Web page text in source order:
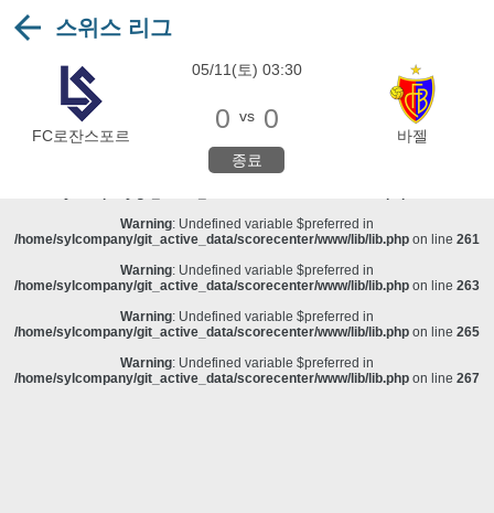
Warning
/home/sylcompany/git_active_data/scorecenter/www/lib/lib.php
Deprecated: stristr(): Passing null to parameter #1 ($haystack) of type string is
deprecated in/home/sylcompany/git_active_data/scorecenter/www/lib/lib.php
Warning
: Undefined variable $preferred in
/home/sylcompany/git_active_data/scorecenter/www/lib/lib.phpon line
: Undefined variable $preferred in
Warning: Undefined variable $preferred in
/home/sylcompany/git_active_data/scorecenter/www/lib/lib.php on line 261
Warning: Undefined variable $preferred in
/home/sylcompany/git_active_data/scorecenter/www/lib/lib.php on line 263
Warning: Undefined variable $preferred in
/home/sylcompany/git_active_data/scorecenter/www/lib/lib.php on line 265
Warning: Undefined variable $preferred in
/home/sylcompany/git_active_data/scorecenter/www/lib/lib.php on line 267
스위스 리그
FC로잔스포르
05/11(토) 03:30
0 vs 0
종료
바젤